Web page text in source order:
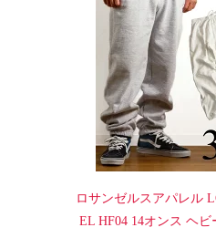
ロサンゼルスアパレル
EL HF04 14オンス ヘ